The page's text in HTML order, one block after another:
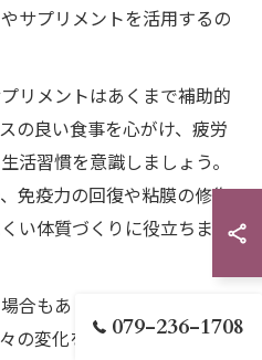
サプリメントを活用するの
リメントはあくまで補助的
の良い食事を心がけ、疲労
活習慣を意識しましょう。
免疫力の回復や粘膜の修復
い体質づくりに役立ちま
合もありますが、焦らず継
の変化を記録し、改善点を
079-236-1708